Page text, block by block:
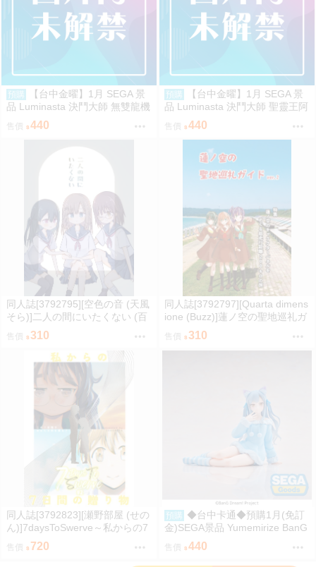
預購
【台中金曜】1月 SEGA 景
品 Luminasta 決鬥大師 無雙龍機
Bolbalzark 0901
售價 440
預購
【台中金曜】1月 SEGA 景
品 Luminasta 決鬥大師 聖靈王阿
爾卡迪亞斯 0901
售價 440
同人誌[3792795][空色の音 (天風
そら)]二人の間にいたくない (百
售價 310
同人誌[3792797][Quarta dimens
ione (Buzz)]蓮ノ空の聖地巡礼ガ
イドvre.2 (蓮之空女學院學園偶
像俱樂部)
售價 310
同人誌[3792823][瀬野部屋 (せの
ん)]7daysToSwerve～私からの7
日間の贈り物～#2 (性轉)
售價 720
預購
◆台中卡通◆預購1月(免訂
金)SEGA景品 Yumemirize BanG
Dream Ave Mujica 豐川祥子
售價 440